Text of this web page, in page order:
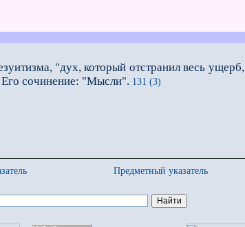
"дух, который отстранил весь
Его сочинение: "Мысли". 131 (3)
Предметный указатель